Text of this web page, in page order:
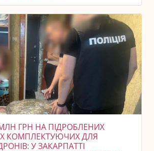
ГРН НА ПІДРОБЛЕНИХ
КОМПЛЕКТУЮЧИХ ДЛЯ
У ЗАКАРПАТТІ